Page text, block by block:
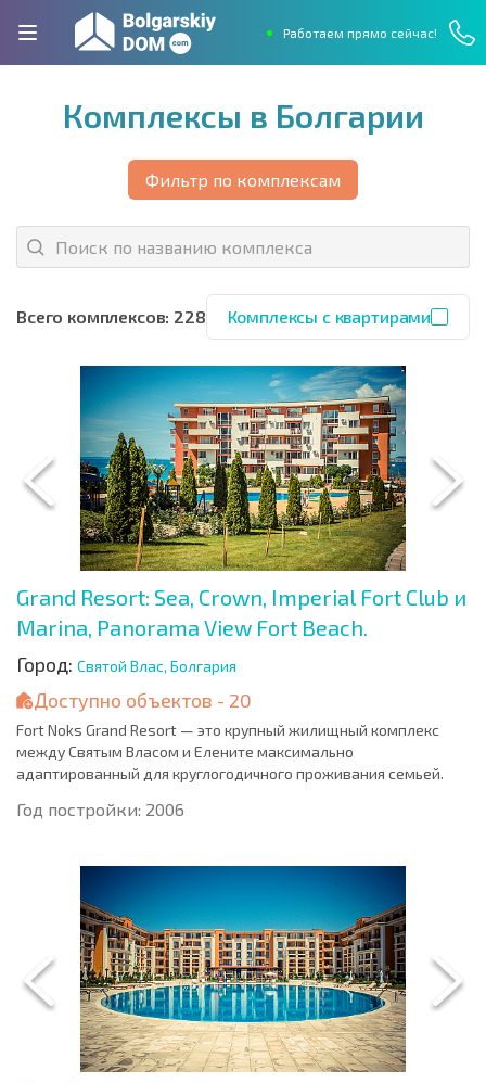
Работаем прямо сейчас!
Комплексы в Болгарии
Фильтр по комплексам
Всего комплексов: 228 Комплексы с квартирами
Grand Resort: Sea, Crown, Imperial Fort Club и
Marina, Panorama View Fort Beach.
Город: Святой Влас, Болгария
Доступно объектов - 20
Fort Noks Grand Resort — это крупный жилищный комплекс
между Святым Власом и Елените максимально
адаптированный для круглогодичного проживания семьей.
Год постройки: 2006